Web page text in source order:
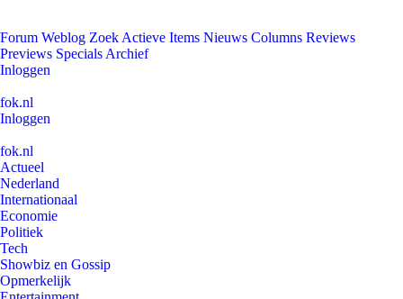
Forum Weblog Zoek Actieve Items Nieuws Columns Reviews
Previews Specials Archief
Inloggen
fok.nl
Inloggen
fok.nl
Actueel
Nederland
Internationaal
Economie
Politiek
Tech
Showbiz en Gossip
Opmerkelijk